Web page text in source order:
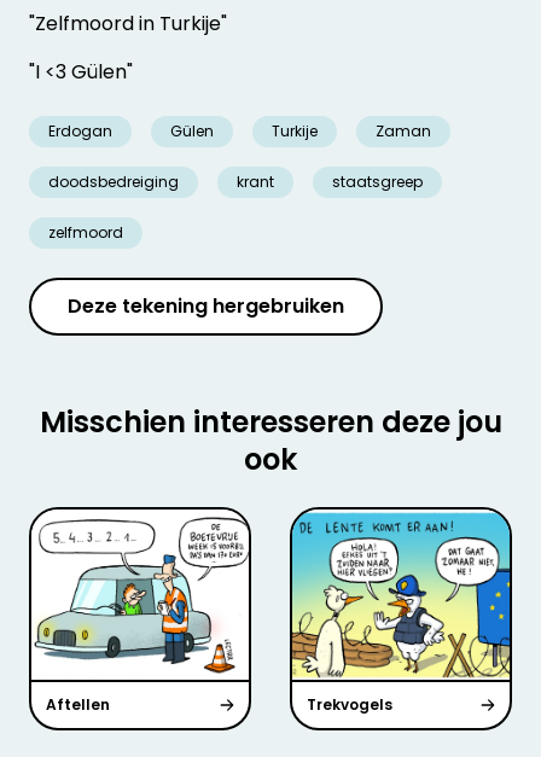
"Zelfmoord in Turkije"
"I <3 Gülen"
Erdogan Gülen Turkije Zaman
doodsbedreiging krant staatsgreep
zelfmoord
Deze tekening hergebruiken
Misschien interesseren deze jou
ook
Aftellen Trekvogels